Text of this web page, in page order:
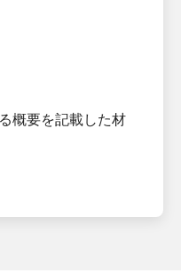
概要を記載した材